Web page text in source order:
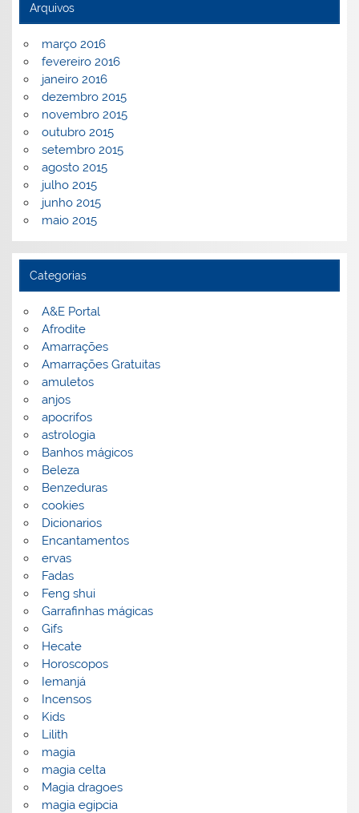
Arquivos
março 2016
fevereiro 2016
janeiro 2016
dezembro 2015
novembro 2015
outubro 2015
setembro 2015
agosto 2015
julho 2015
junho 2015
maio 2015
Categorias
A&E Portal
Afrodite
Amarrações
Amarrações Gratuitas
amuletos
anjos
apocrifos
astrologia
Banhos mágicos
Beleza
Benzeduras
cookies
Dicionarios
Encantamentos
ervas
Fadas
Feng shui
Garrafinhas mágicas
Gifs
Hecate
Horoscopos
Iemanjá
Incensos
Kids
Lilith
magia
magia celta
Magia dragoes
magia egipcia